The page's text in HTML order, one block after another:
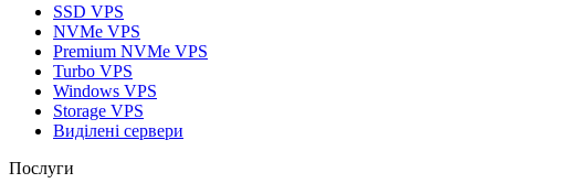
SSD VPS
NVMe VPS
Premium NVMe VPS
Turbo VPS
Windows VPS
Storage VPS
Виділені сервери
Послуги